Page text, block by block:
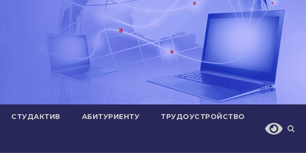
СТУДАКТИВ АБИТУРИЕНТУ ТРУДОУСТРОЙСТВО